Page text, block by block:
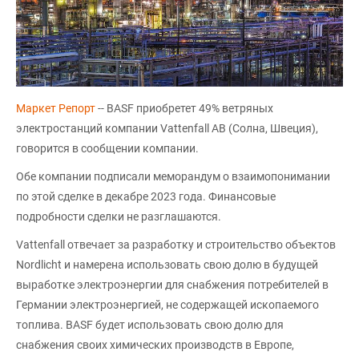
Маркет Репорт-- BASF приобретет 49% ветряных
электростанций компании Vattenfall AB (Солна, Швеция),
говорится в сообщении компании.
Обе компании подписали меморандум о взаимопонимании
по этой сделке в декабре 2023 года. Финансовые
подробности сделки не разглашаются.
Vattenfall отвечает за разработку и строительство объектов
Nordlicht и намерена использовать свою долю в будущей
выработке электроэнергии для снабжения потребителей в
Германии электроэнергией, не содержащей ископаемого
топлива. BASF будет использовать свою долю для
снабжения своих химических производств в Европе,